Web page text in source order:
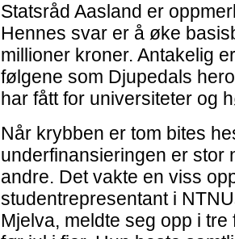
Statsråd Aasland er
Hennes svar er å øke
millioner kroner. Antakelig
følgene som Djupedals
har fått for universiteter og
Når krybben er tom bites
underfinansieringen er stor
andre. Det vakte en viss
studentrepresentant i
Mjelva, meldte seg opp i